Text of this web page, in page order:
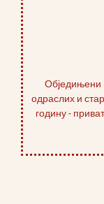
Обједињени
одраслих и
годину -